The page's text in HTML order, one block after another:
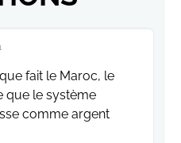
fait le Maroc, le
que le système
comme argent